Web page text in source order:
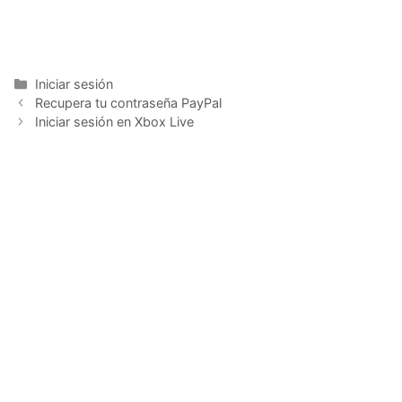
Categorías
Iniciar sesión
Recupera tu contraseña PayPal
Iniciar sesión en Xbox Live